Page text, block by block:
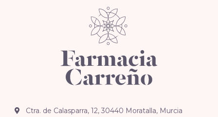
Ctra. de Calasparra, 12, 30440 Moratalla, Murcia